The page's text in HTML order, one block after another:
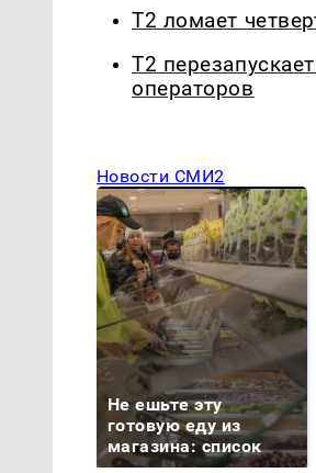
Т2 ломает
Т2
операторов
Новости СМИ2
Не ешьте эту
готовую еду из
магазина: список